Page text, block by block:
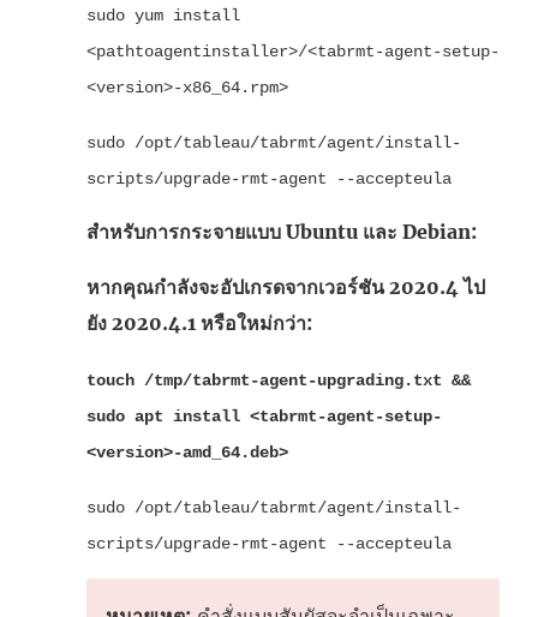
sudo yum install
<pathtoagentinstaller>/<tabrmt-agent-setup-
<version>-x86_64.rpm>
sudo /opt/tableau/tabrmt/agent/install-
scripts/upgrade-rmt-agent --accepteula
สำหรับการกระจายแบบ Ubuntu และ Debian:
หากคุณกำลังจะอัปเกรดจากเวอร์ชัน 2020.4 ไป
ยัง 2020.4.1 หรือใหม่กว่า:
touch /tmp/tabrmt-agent-upgrading.txt &&
sudo apt install <tabrmt-agent-setup-
<version>-amd_64.deb>
sudo /opt/tableau/tabrmt/agent/install-
scripts/upgrade-rmt-agent --accepteula